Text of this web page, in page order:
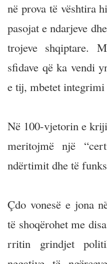
në prova të vështira
pasojat e ndarjeve
trojeve shqiptare.
sfidave që ka vendi
e tij, mbetet
Në 100-vjetorin e
meritojmë një
ndërtimit dhe të
Çdo vonesë e jona
të shoqërohet me
rritin grindjet